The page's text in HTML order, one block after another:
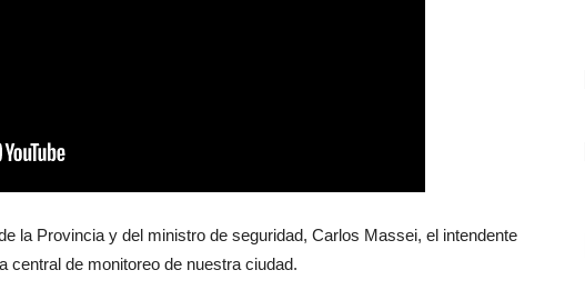
la Provincia y del ministro de seguridad, Carlos Massei, el intendente
central de monitoreo de nuestra ciudad.